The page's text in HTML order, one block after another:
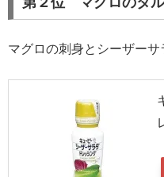
マグロの刺身とシーザー